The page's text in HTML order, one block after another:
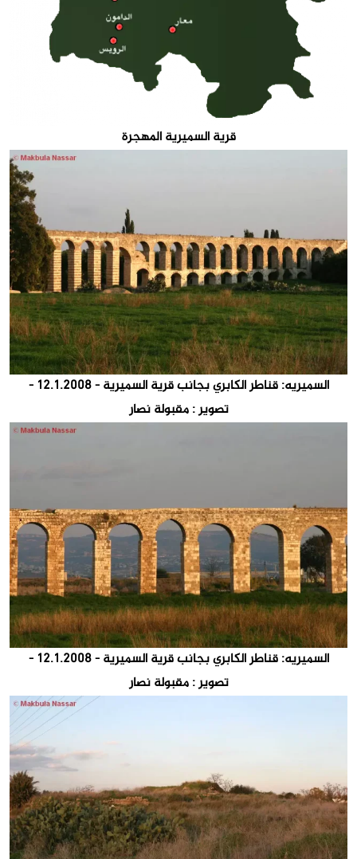
قرية السميرية المهجرة
السميريه: قناطر الكابري بجانب قرية السميرية - 12.1.2008 -
تصوير : مقبولة نصار
السميريه: قناطر الكابري بجانب قرية السميرية - 12.1.2008 -
تصوير : مقبولة نصار